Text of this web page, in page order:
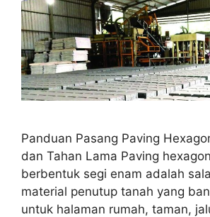
Panduan Pasang Paving
dan Tahan Lama Paving
berbentuk segi enam adalah
material penutup tanah yang
untuk halaman rumah, taman,